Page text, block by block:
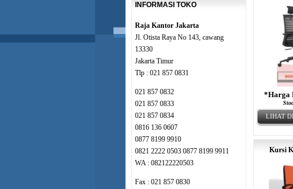
*Harga
LIHAT
Kursi
INFORMASI TOKO
Raja Kantor Jakarta
Jl. Otista Raya No 143, cawang
13330
Jakarta Timur
Tlp : 021 857 0831
021 857 0832
021 857 0833
021 857 0834
0816 136 0607
0877 8199 9910
0821 2222 0503 0877 8199 9911
WA : 082122220503
Fax : 021 857 0830